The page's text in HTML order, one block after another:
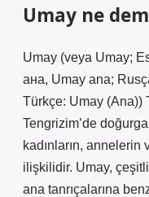
Umay ne
Umay (veya Umay; Eski Türkçe:
aна, Umay ana;
Türkçe: Umay (Ana))
Tengrizim’de
kadınların, annelerin
ilişkilidir. Umay,
ana tanrıçalarına